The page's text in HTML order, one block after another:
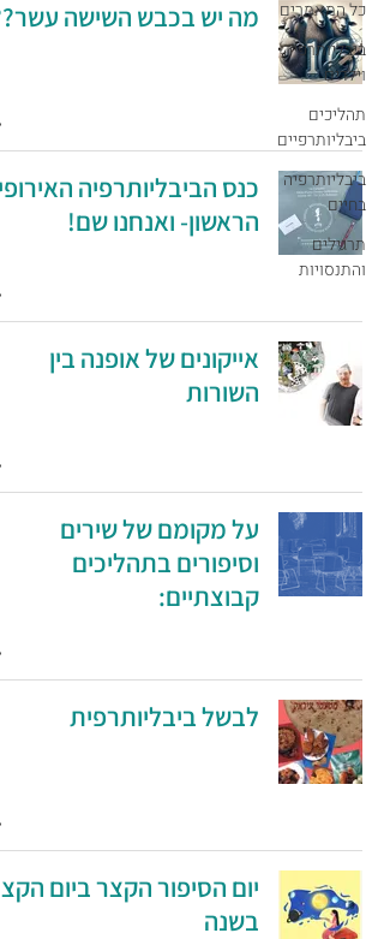
כל המאמרים
ביבליותרפיה
וילדים
תהליכים
ביבליותרפיים
ביבליותרפיה
בחיים
תרגילים
והתנסויות
מה יש בכבש השישה
כנס הביבליותרפיה
הראשון- ואנחנו שם!
אייקונים של אופנה בין
השורות
על מקומם של שירים
וסיפורים בתהליכים
קבוצתיים:
לבשל ביבליותרפית
יום הסיפור הקצר ביום
בשנה